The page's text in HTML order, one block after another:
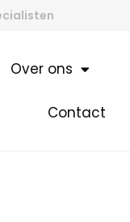
Over ons
Contact